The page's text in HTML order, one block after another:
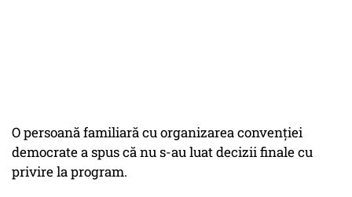
O persoană familiară cu organizarea convenției
democrate a spus că nu s-au luat decizii finale cu
privire la program.